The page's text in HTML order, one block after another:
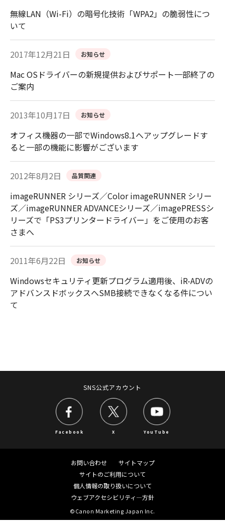
無線LAN（Wi-Fi）の暗号化技術「WPA2」の脆弱性につ
いて
2017年12月21日 お知らせ
Mac OSドライバーの新規提供およびサポート一部終了の
ご案内
2013年10月17日 お知らせ
オフィス機器の一部でWindows8.1へアップグレードす
ると一部の機能に影響がございます
2012年8月2日 品質関連
imageRUNNER シリーズ／Color imageRUNNER シリー
ズ／imageRUNNER ADVANCEシリーズ／imagePRESSシ
リーズで「PS3プリンタードライバー」をご使用のお客
さまへ
2011年6月22日 お知らせ
Windowsセキュリティ更新プログラム適用後、iR-ADVの
アドバンスドボックスへSMB接続できなくなる件につい
て
SNS公式アカウント
Facebook X YouTube
お問い合わせ
サイトマップ
サイトのご利用について
個人情報の取り扱いについて
ウェブアクセシビリティ―方針
©Canon Marketing Japan Inc.